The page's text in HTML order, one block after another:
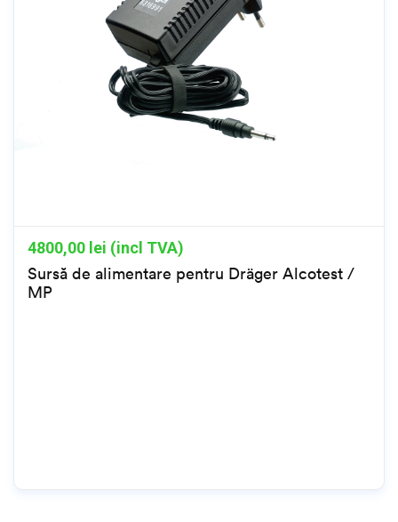
4800,00 lei (incl TVA)
Sursă de alimentare pentru Dräger Alcotest /
MP